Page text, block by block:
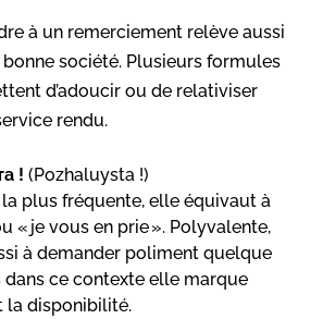
à un remerciement relève aussi
société. Plusieurs formules
d’adoucir ou de relativiser
rendu.
! (Pozhaluysta !)
plus fréquente, elle équivaut à
« je vous en prie ». Polyvalente,
à demander poliment quelque
dans ce contexte elle marque
la disponibilité.